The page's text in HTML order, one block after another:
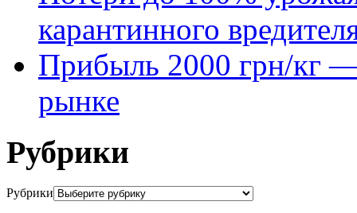
карантинного
Прибыль 2000 грн/кг —
рынке
Рубрики
Рубрики